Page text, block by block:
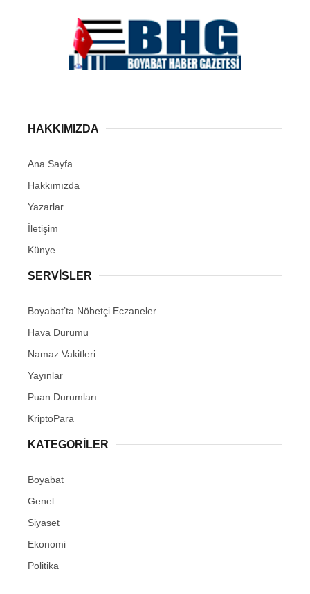
HAKKIMIZDA
Ana Sayfa
Hakkımızda
Yazarlar
İletişim
Künye
SERVISLER
Boyabat’ta Nöbetçi Eczaneler
Hava Durumu
Namaz Vakitleri
Yayınlar
Puan Durumları
KriptoPara
KATEGORILER
Boyabat
Genel
Siyaset
Ekonomi
Politika